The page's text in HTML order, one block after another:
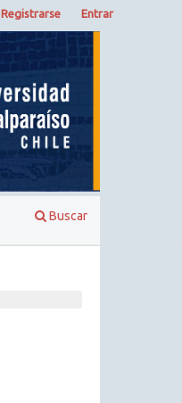
Buscar
Registrarse Entrar